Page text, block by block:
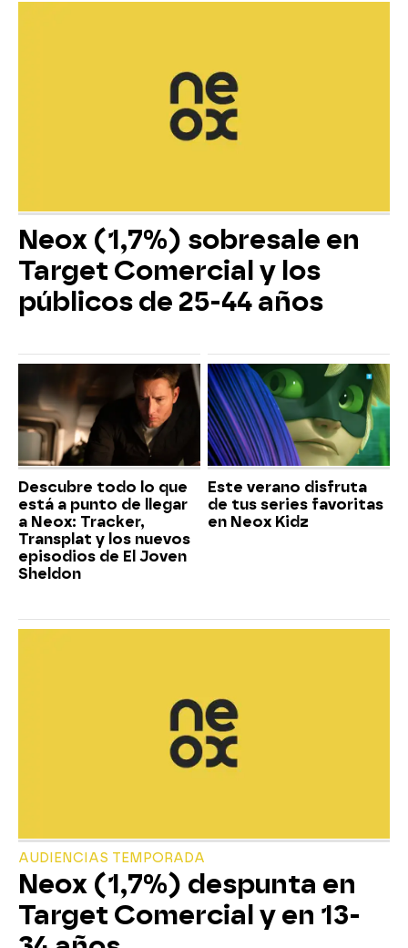
Neox (1,7%) sobresale en
Target Comercial y los
públicos de 25-44 años
Descubre todo lo que
está a punto de llegar
a Neox: Tracker,
Transplat y los nuevos
episodios de El Joven
Sheldon
Este verano disfruta
de tus series favoritas
en Neox Kidz
AUDIENCIAS TEMPORADA
Neox (1,7%) despunta en
Target Comercial y en 13-